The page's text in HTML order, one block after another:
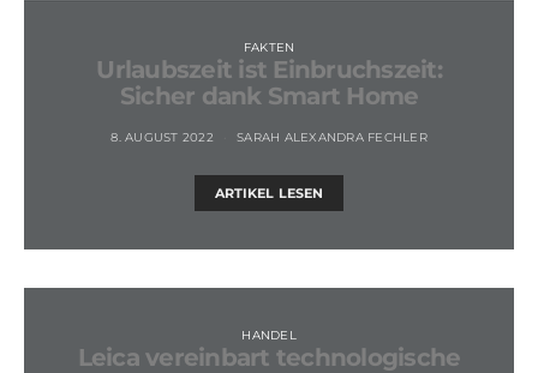
FAKTEN
Urlaubszeit ist Einbruchszeit:
Sicher dank Smart Home
8. AUGUST 2022 SARAH ALEXANDRA FECHLER
ARTIKEL LESEN
HANDEL
Leica vereinbart technologische